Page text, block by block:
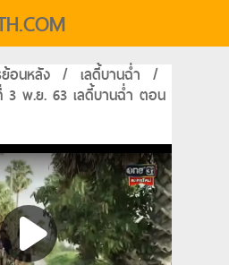
อนหลัง / เลดี้บานฉ่ำ /
3 พ.ย. 63 เลดี้บานฉ่ำ ตอน